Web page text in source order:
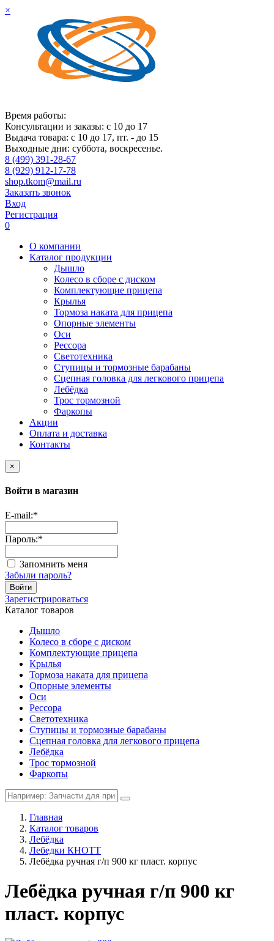
×
Время работы:
Консультации и заказы: с 10 до 17
Выдача товара: с 10 до 17, пт. - до 15
Выходные дни: суббота, воскресенье.
8 (499) 391-28-67
8 (929) 912-17-78
shop.tkom@mail.ru
Заказать звонок
Вход
Регистрация
0
О компании
Каталог продукции
Дышло
Колесо в сборе с диском
Комплектующие прицепа
Крылья
Тормоза наката для прицепа
Опорные элементы
Оси
Рессора
Светотехника
Ступицы и тормозные барабаны
Сцепная головка для легкового прицепа
Лебёдка
Трос тормозной
Фаркопы
Акции
Оплата и доставка
Контакты
×
Войти в магазин
E-mail:*
Пароль:*
Запомнить меня
Забыли пароль?
Войти
Зарегистрироваться
Каталог товаров
Дышло
Колесо в сборе с диском
Комплектующие прицепа
Крылья
Тормоза наката для прицепа
Опорные элементы
Оси
Рессора
Светотехника
Ступицы и тормозные барабаны
Сцепная головка для легкового прицепа
Лебёдка
Трос тормозной
Фаркопы
Главная
Каталог товаров
Лебёдка
Лебедки КНОТТ
Лебёдка ручная г/п 900 кг пласт. корпус
Лебёдка ручная г/п 900 кг
пласт. корпус